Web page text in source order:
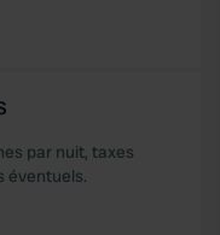
par nuit, taxes
éventuels.